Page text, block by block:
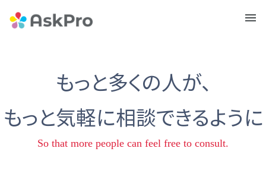
もっと多くの人が、
もっと気軽に相談できるように
So that more people can feel free to consult.